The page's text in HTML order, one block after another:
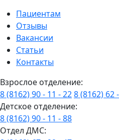
Пациентам
Отзывы
Вакансии
Статьи
Контакты
Взрослое отделение:
8 (8162) 90 - 11 - 228 (8162) 62
Детское отделение:
8 (8162) 90 - 11 - 88
Отдел ДМС: